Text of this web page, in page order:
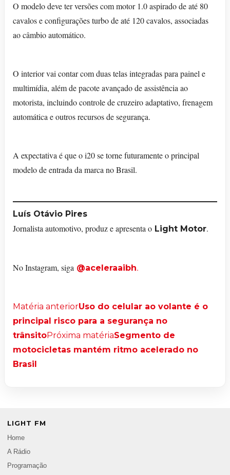
O modelo deve ter versões com motor 1.0 aspirado de até 80
cavalos e configurações turbo de até 120 cavalos, associadas
ao câmbio automático.
O interior vai contar com duas telas integradas para painel e
multimídia, além de pacote avançado de assistência ao
motorista, incluindo controle de cruzeiro adaptativo, frenagem
automática e outros recursos de segurança.
A expectativa é que o i20 se torne futuramente o principal
modelo de entrada da marca no Brasil.
Luís Otávio Pires
Jornalista automotivo, produz e apresenta o Light Motor.
No Instagram, siga @aceleraaibh.
Matéria anteriorUso do celular ao volante é o
principal risco para a segurança no
trânsitoPróxima matériaSegmento de
motocicletas mantém ritmo acelerado no
Brasil
LIGHT FM
Home
A Rádio
Programação